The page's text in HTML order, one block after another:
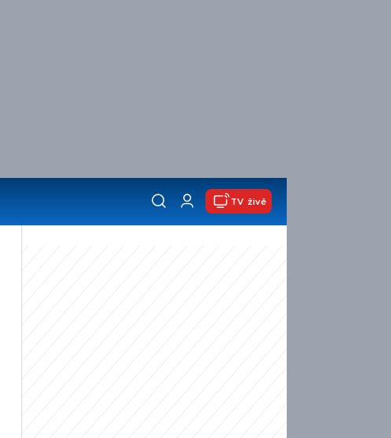
TV živě